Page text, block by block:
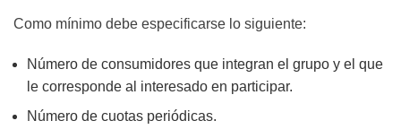
Como mínimo debe especificarse lo siguiente:
Número de consumidores que integran el grupo y el que
le corresponde al interesado en participar.
Número de cuotas periódicas.